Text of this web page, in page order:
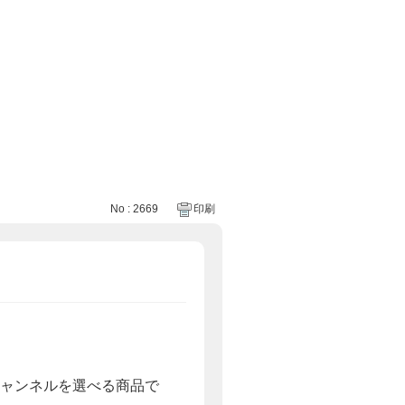
No : 2669 印刷
ンネルを選べる商品で